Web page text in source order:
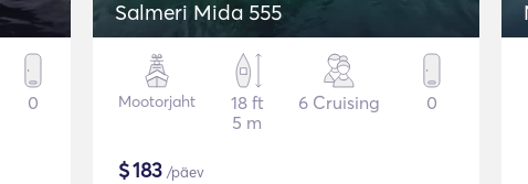
0
Salmeri Mida 555
Mootorjaht
18 ft
5 m
6 Cruising 0
$183 /päev